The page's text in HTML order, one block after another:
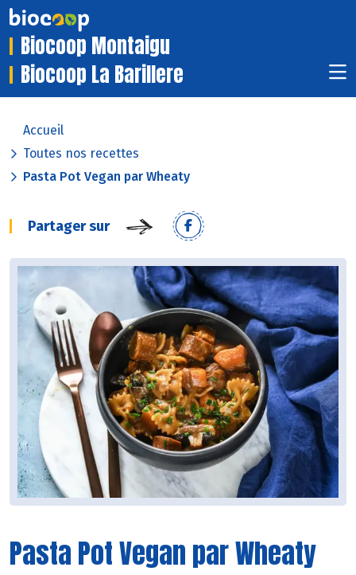
Biocoop Montaigu
Biocoop La Barillere
Accueil
Toutes nos recettes
Pasta Pot Vegan par Wheaty
Partager sur
Pasta Pot Vegan par Wheaty